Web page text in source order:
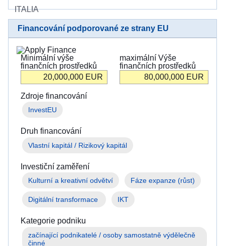
Ви
можете
Iнформація
osoby
před
ITALIA
Financování podporované ze strany EU
Minimální výše
finančních prostředků
20,000,000 EUR
maximální Výše
finančních prostředků
80,000,000 EUR
Zdroje financování
InvestEU
Druh financování
Vlastní kapitál / Rizikový kapitál
Investiční zaměření
Kulturní a kreativní odvětví Fáze expanze (růst)
Digitální transformace IKT
Kategorie podniku
začínající podnikatelé / osoby samostatně výdělečně